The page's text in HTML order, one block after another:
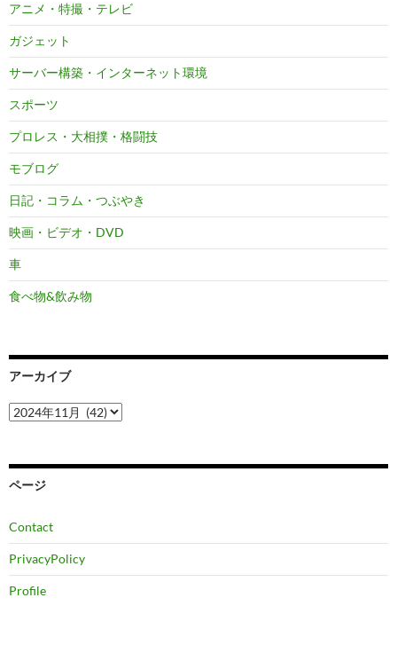
アニメ・特撮・テレビ
ガジェット
サーバー構築・インターネット環境
スポーツ
プロレス・大相撲・格闘技
モブログ
日記・コラム・つぶやき
映画・ビデオ・DVD
車
食べ物&飲み物
アーカイブ
ア
ー
ブ
ページ
Contact
PrivacyPolicy
Profile